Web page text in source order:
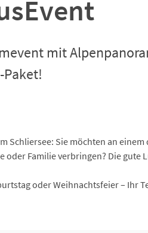
mit
Paket!
Sie möchten an einem
Familie verbringen? Die gute
oder Weihnachtsfeier – Ihr